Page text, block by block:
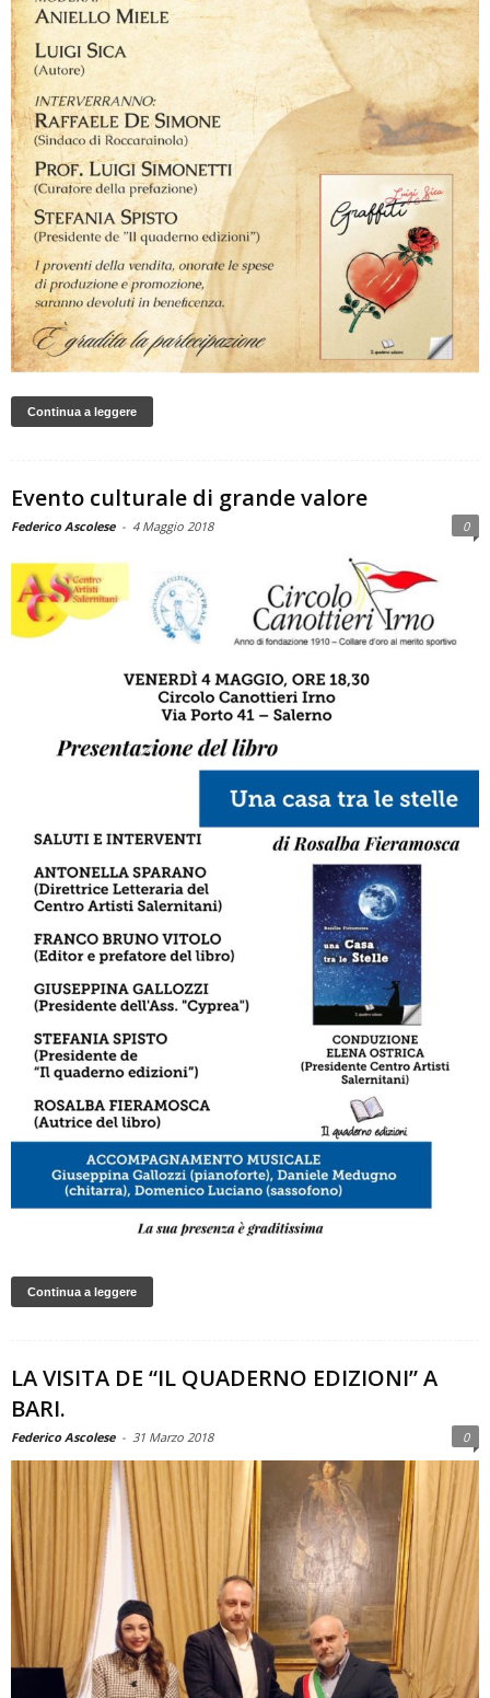
Continua a leggere
Evento culturale di grande valore
Federico Ascolese - 4 Maggio 2018 0
Continua a leggere
LA VISITA DE “IL QUADERNO EDIZIONI” A
BARI.
Federico Ascolese - 31 Marzo 2018 0